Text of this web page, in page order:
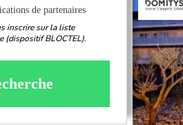
de partenaires
inscrire sur la liste
(dispositif BLOCTEL).